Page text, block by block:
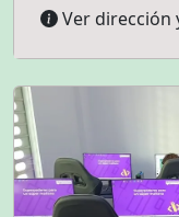
Ver dirección